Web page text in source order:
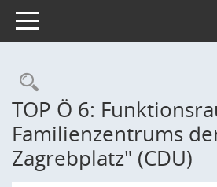
Toggle navigation
Rechercheauswahl
TOP Ö 6:
Familienzentrums
Zagrebplatz" (CDU)